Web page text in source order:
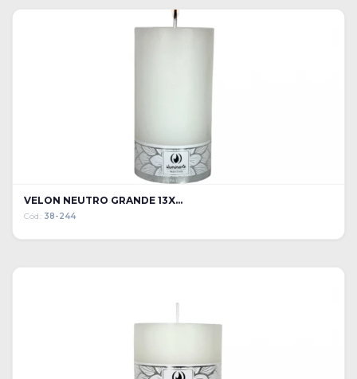
VELON NEUTRO GRANDE 13X...
Cód: 38-244